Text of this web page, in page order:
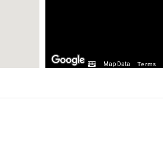
Map Data Terms